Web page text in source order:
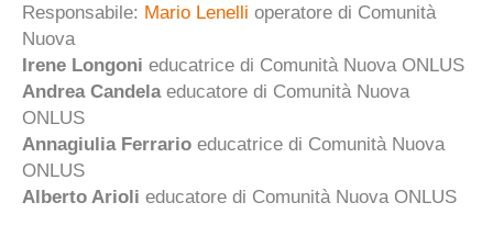
Responsabile: Mario Lenelli operatore di Comunità
Nuova
Irene Longoni educatrice di Comunità Nuova ONLUS
Andrea Candelaeducatore di Comunità Nuova
ONLUS
Annagiulia Ferrario educatrice di Comunità Nuova
ONLUS
Alberto Arioli educatore di Comunità Nuova ONLUS